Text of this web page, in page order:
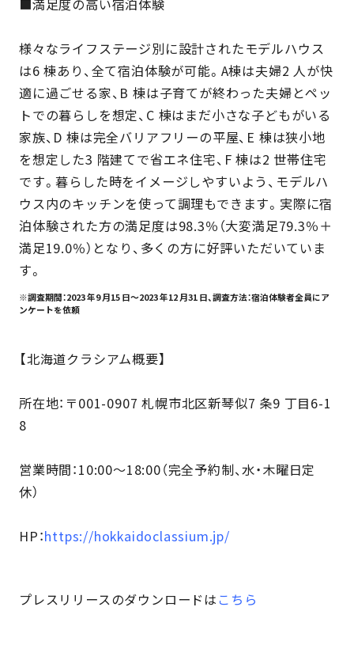
■満足度の高い宿泊体験
様々なライフステージ別に設計されたモデルハウス
は6 棟あり、全て宿泊体験が可能。A棟は夫婦2 人が快
適に過ごせる家、B 棟は子育てが終わった夫婦とペッ
トでの暮らしを想定、C 棟はまだ小さな子どもがいる
家族、D 棟は完全バリアフリーの平屋、E 棟は狭小地
を想定した3 階建てで省エネ住宅、F 棟は2 世帯住宅
です。暮らした時をイメージしやすいよう、モデルハ
ウス内のキッチンを使って調理もできます。実際に宿
泊体験された方の満足度は98.3％（大変満足79.3％＋
満足19.0％）となり、多くの方に好評いただいていま
す。
※調査期間：2023 年9 月15 日～2023 年12 月31 日、調査方法：宿泊体験者全員にア
ンケートを依頼
【北海道クラシアム概要】
所在地：〒001-0907 札幌市北区新琴似7 条9 丁目6-1
8
営業時間：10:00～18:00（完全予約制、水・木曜日定
休）
HP：https://hokkaidoclassium.jp/
プレスリリースのダウンロードは こちら